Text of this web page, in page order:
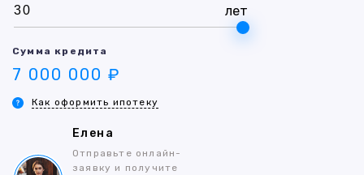
лет
Сумма кредита
7 000 000 ₽
Как оформить ипотеку
Елена
Отправьте онлайн-
заявку и получите